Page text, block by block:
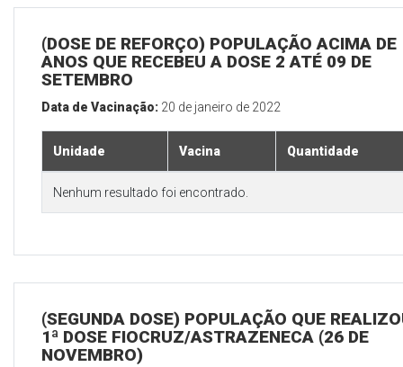
(DOSE DE REFORÇO) POPULAÇÃO ACIMA DE
ANOS QUE RECEBEU A DOSE 2 ATÉ 09 DE
SETEMBRO
Data de Vacinação: 20 de janeiro de 2022
Unidade Vacina Quantidade
Nenhum resultado foi encontrado.
(SEGUNDA DOSE) POPULAÇÃO QUE
1ª DOSE FIOCRUZ/ASTRAZENECA (26 DE
NOVEMBRO)